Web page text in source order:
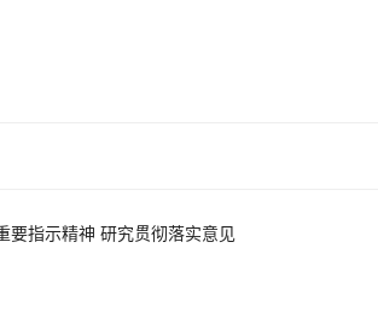
要指示精神 研究贯彻落实意见